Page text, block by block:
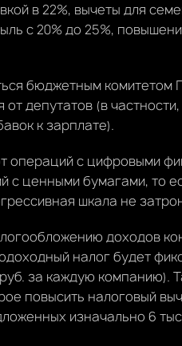
в 22%, вычеты для
с 20% до 25%,
бюджетным комитетом
депутатов (в
к зарплате).
операций с цифровыми
ценными бумагами, то
шкала не
доходов
налог будет
за каждую компанию).
повысить налоговый
изначально 6